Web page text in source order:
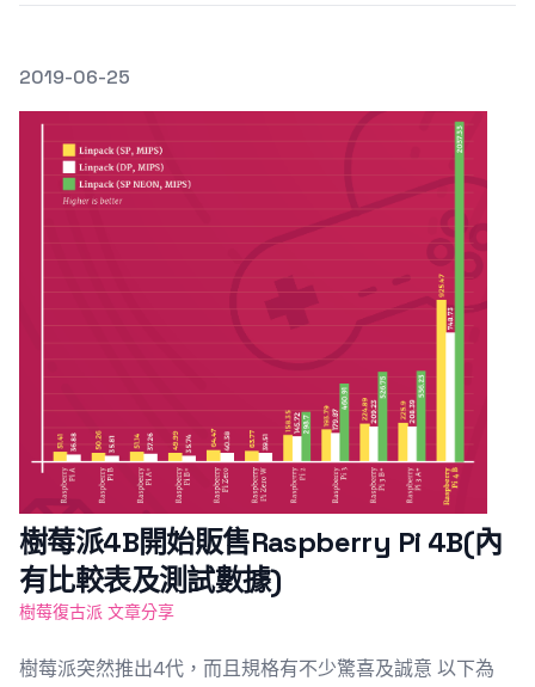
發文於
2019-06-25
樹莓派4B開始販售Raspberry Pi 4B(內
有比較表及測試數據)
樹莓復古派 文章分享
樹莓派突然推出4代，而且規格有不少驚喜及誠意 以下為